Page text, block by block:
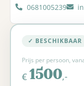
0681005239
✓ BESCHIKBAAR
Prijs per persoon,
€ 1500,-